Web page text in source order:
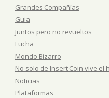
Grandes Compañías
Guia
Juntos pero no revueltos
Lucha
Mondo Bizarro
No solo de Insert Coin vive el
Noticias
Plataformas